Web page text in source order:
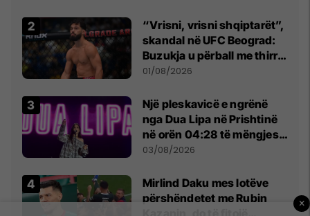
“Vrisni, vrisni shqiptarët”,
skandal në UFC Beograd:
Buzukja u përball me thirrje
anti-shqiptare nga
01/08/2026
Një pleskavicë e ngrënë
nga Dua Lipa në Prishtinë
në orën 04:28 të mëngjesit
- dhe bota digjitale serbe
03/08/2026
Mirlind Daku mes lotëve
përshëndetet me Rubin
×